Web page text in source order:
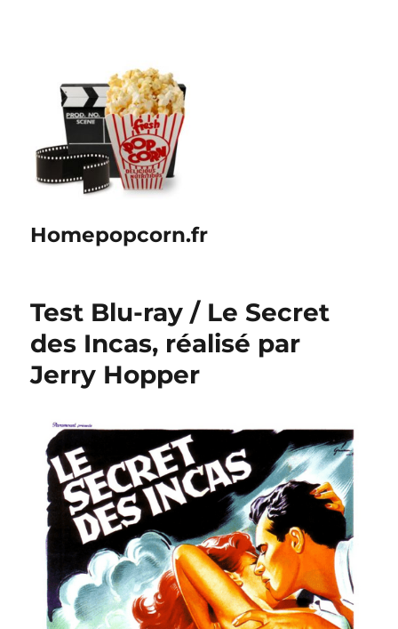
Homepopcorn.fr
Test Blu-ray / Le Secret
des Incas, réalisé par
Jerry Hopper